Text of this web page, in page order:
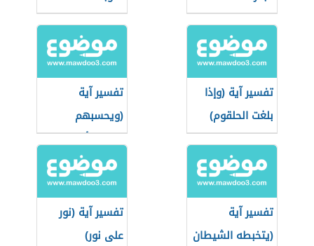
تفسير آية (وإذا
بلغت الحلقوم)
تفسير آية
(ويحسبهم
الجاهل أغنياء من
التعفف)
تفسير آية
(يتخبطه الشيطان
تفسير آية (نور
على نور)